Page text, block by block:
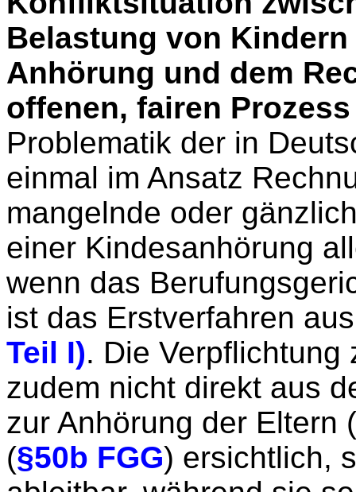
Belastung von
Anhörung und dem
offenen, fairen
Problematik der in
einmal im Ansatz
mangelnde oder
einer Kindesanhörung
wenn das
ist das Erstverfahren
Teil I). Die
zudem nicht direkt aus
zur Anhörung der Eltern (
(§50b FGG) ersichtlich,